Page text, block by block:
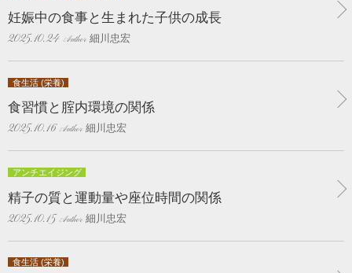
妊娠中の食事と生まれた子供の成長
2025.10.24 細川忠宏
食生活 (栄養)
食習慣と腟内環境の関係
2025.10.16 細川忠宏
アンチエイジング
精子の質と運動量や座位時間の関係
2025.10.15 細川忠宏
食生活 (栄養)